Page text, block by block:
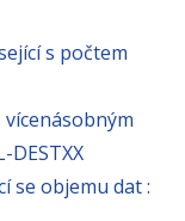
s počtem
DESTXX
se objemu dat :